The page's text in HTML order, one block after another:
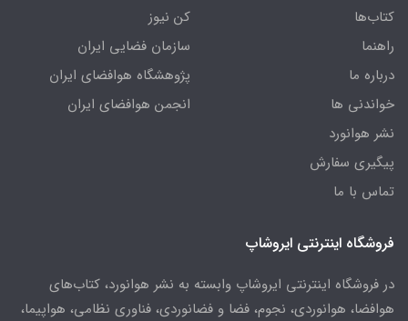
کتاب‌ها
راهنما
درباره ما
خواندنی ها
نشر هوانورد
پیگیری سفارش
تماس با ما
کن نیوز
سازمان فضایی ایران
پژوهشگاه هوافضای ایران
انجمن هوافضای ایران
فروشگاه اینترنتی ایروشاپ
در فروشگاه اینترنتی ایروشاپ وابسته به نشر هوانورد، کتاب‌های
هوافضا، هوانوردی، نجوم، فضا و فضانوردی، فناوری نظامی، هواپیما،